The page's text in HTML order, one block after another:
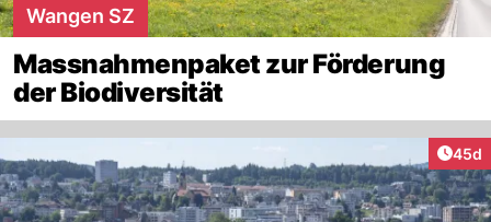
Wangen SZ
Massnahmenpaket zur Förderung
der Biodiversität
45d